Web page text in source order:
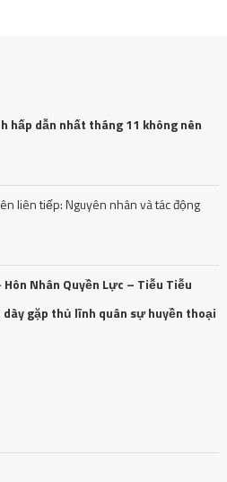
hấp dẫn nhất tháng 11 không nên
liên tiếp: Nguyên nhân và tác động
Nhân Quyền Lực – Tiễu Tiễu
gặp thủ lĩnh quân sự huyền thoại